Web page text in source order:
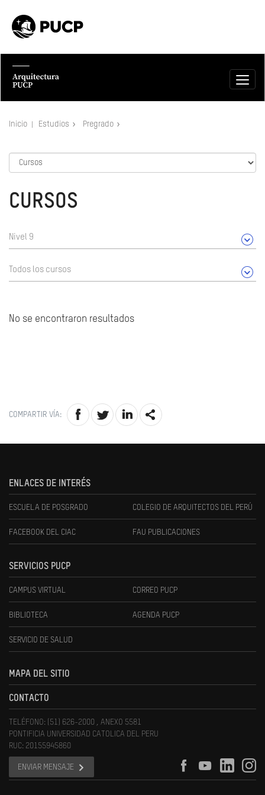
Inicio Estudios Pregrado
CURSOS
Nivel 9
Todos los cursos
No se encontraron resultados
COMPARTIR VÍA:
ENLACES DE INTERÉS
ESCUELA DE POSGRADO COLEGIO DE ARQUITECTOS DEL PERÚ
FACEBOOK DEL CIAC FAU PUBLICACIONES
SERVICIOS PUCP
CAMPUS VIRTUAL CORREO PUCP
BIBLIOTECA AGENDA PUCP
SERVICIO DE SALUD
MAPA DEL SITIO
CONTACTO
TELÉFONO: (51) 626-2000 , ANEXO 5581
PONTIFICIA UNIVERSIDAD CATOLICA DEL PERU
RUC: 20155945860
ENVIAR MENSAJE